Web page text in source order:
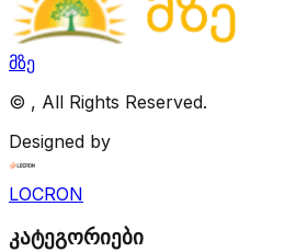
მზე
© , All Rights Reserved.
Designed by
LOCRON
კატეგორიები